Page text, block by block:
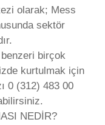
olarak; Mess
sektör
birçok
kurtulmak için
0 (312) 483 00
NEDİR?